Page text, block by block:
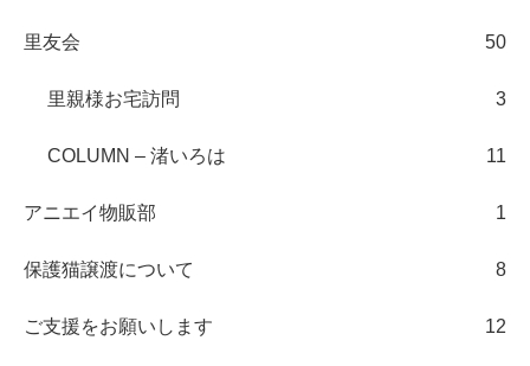
里友会 50
里親様お宅訪問 3
COLUMN – 渚いろは 11
アニエイ物販部 1
保護猫譲渡について 8
ご支援をお願いします 12